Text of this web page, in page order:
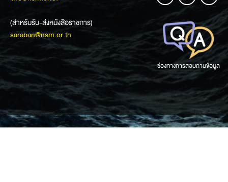
(สำหรับรับ-ส่งหนังสือราชการ)
saraban@nsm.or.th
ช่องทางการสอบถามข้อมูล